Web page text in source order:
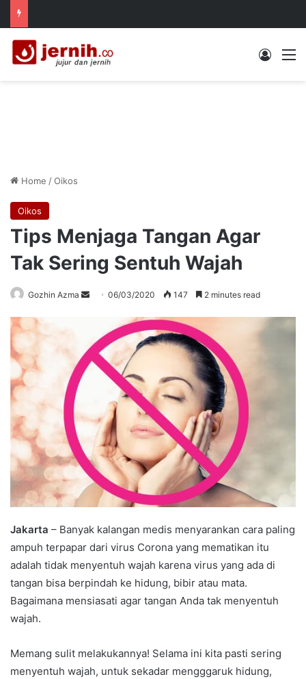
Log In
Home /Oikos
Oikos
Tips Menjaga Tangan Agar
Tak Sering Sentuh Wajah
Gozhin Azma
Send06/03/2020 147 2 minutes read
Jakarta – Banyak kalangan medis menyarankan cara paling
ampuh terpapar dari virus Corona yang mematikan itu
adalah tidak menyentuh wajah karena virus yang ada di
tangan bisa berpindah ke hidung, bibir atau mata.
Bagaimana mensiasati agar tangan Anda tak menyentuh
wajah.
Memang sulit melakukannya! Selama ini kita pasti sering
menyentuh wajah, untuk sekadar mengggaruk hidung,